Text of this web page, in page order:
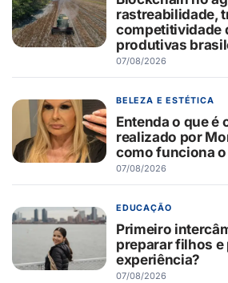
rastreabilidade,
competitividade
produtivas
07/08/2026
BELEZA E ESTÉTICA
Entenda o que é
realizado por
como funciona
07/08/2026
EDUCAÇÃO
Primeiro
preparar filhos e
experiência?
07/08/2026